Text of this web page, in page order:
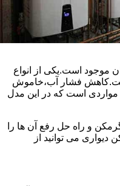
موجود است.یکی از انواع
فشار آب،خاموش
مواردی است که در این مدل
و راه حل رفع آن ها را
می توانید از